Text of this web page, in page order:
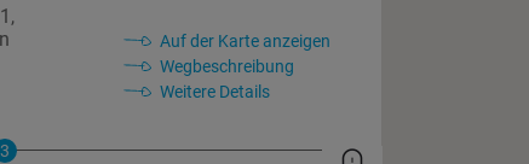
Auf der Karte anzeigen
Wegbeschreibung
Weitere Details
3